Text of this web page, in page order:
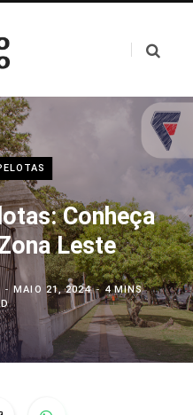
Conheça
Leste
MAIO 21, 2024
4 MINS